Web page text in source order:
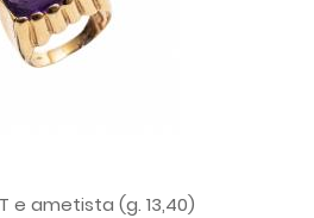
e ametista (g. 13,40)